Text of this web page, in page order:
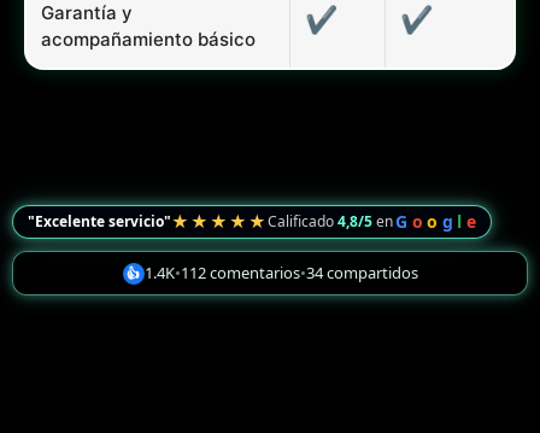
Garantía y
acompañamiento básico
✔ ✔
"Excelente servicio"★★★★★Calificado4,8/5enG o o g l e
👍 1.4K•112 comentarios•34 compartidos